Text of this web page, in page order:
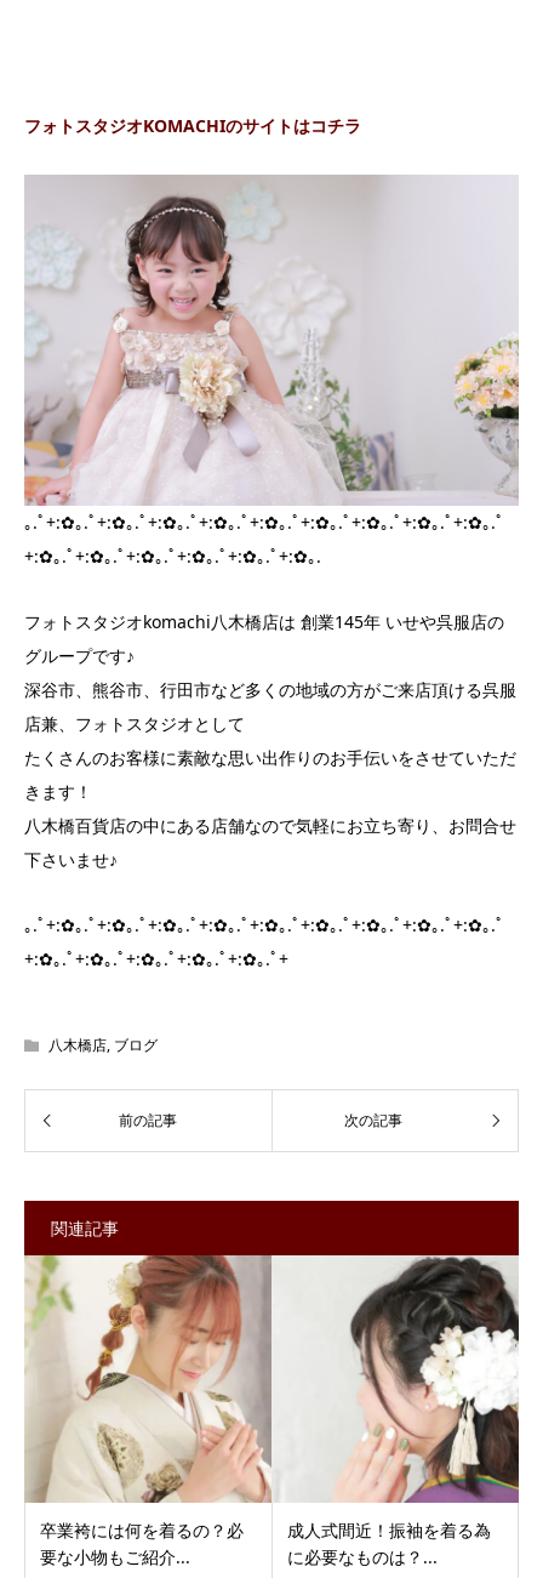
フォトスタジオKOMACHIのサイトはコチラ
｡.ﾟ+:✿｡.ﾟ+:✿｡.ﾟ+:✿｡.ﾟ+:✿｡.ﾟ+:✿｡.ﾟ+:✿｡.ﾟ+:✿｡.ﾟ+:✿｡.ﾟ+:✿｡.ﾟ
+:✿｡.ﾟ+:✿｡.ﾟ+:✿｡.ﾟ+:✿｡.ﾟ+:✿｡.ﾟ+:✿｡.
フォトスタジオkomachi八木橋店は 創業145年 いせや呉服店の
グループです♪
深谷市、熊谷市、行田市など多くの地域の方がご来店頂ける呉服
店兼、フォトスタジオとして
たくさんのお客様に素敵な思い出作りのお手伝いをさせていただ
きます！
八木橋百貨店の中にある店舗なので気軽にお立ち寄り、お問合せ
下さいませ♪
｡.ﾟ+:✿｡.ﾟ+:✿｡.ﾟ+:✿｡.ﾟ+:✿｡.ﾟ+:✿｡.ﾟ+:✿｡.ﾟ+:✿｡.ﾟ+:✿｡.ﾟ+:✿｡.ﾟ
+:✿｡.ﾟ+:✿｡.ﾟ+:✿｡.ﾟ+:✿｡.ﾟ+:✿｡.ﾟ+
八木橋店, ブログ
関連記事
卒業袴には何を着るの？必
要な小物もご紹介...
成人式間近！振袖を着る為
に必要なものは？...